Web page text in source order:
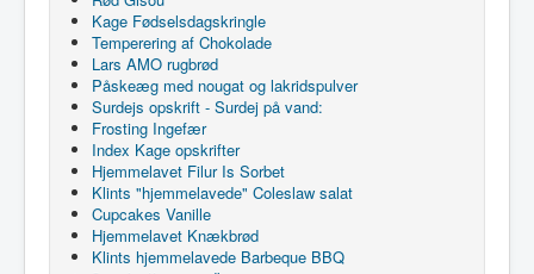
Kage Fødselsdagskringle
Temperering af Chokolade
Lars AMO rugbrød
Påskeæg med nougat og lakridspulver
Surdejs opskrift - Surdej på vand:
Frosting Ingefær
Index Kage opskrifter
Hjemmelavet Filur Is Sorbet
Klints "hjemmelavede" Coleslaw salat
Cupcakes Vanille
Hjemmelavet Knækbrød
Klints hjemmelavede Barbeque BBQ